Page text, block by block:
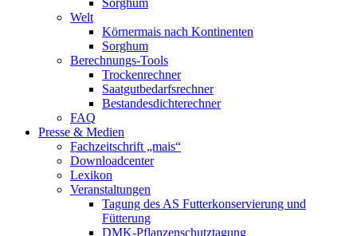
Welt
Körnermais nach Kontinenten
Sorghum
Berechnungs-Tools
Trockenrechner
Saatgutbedarfsrechner
Bestandesdichterechner
FAQ
Presse & Medien
Fachzeitschrift „mais“
Downloadcenter
Lexikon
Veranstaltungen
Tagung des AS Futterkonservierung und
Fütterung
DMK-Pflanzenschutztagung